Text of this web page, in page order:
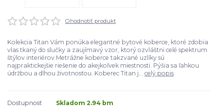
Ohodnotiť produkt
Kolekcia Titan Vám ponúka elegantné bytové koberce, ktoré zdobia
vlas tkaný do slučky a zaujímavý vzor, ktorý ozvláštni celé spektrum
štýlov interiérov.Metrážne koberce takzvané uzlíky sú
najpraktickejšie riešenie do akejkoľvek miestnosti. Pýšia sa ľahkou
údržbou a dlhou životnosťou. Koberec Titan j... celý popis
Dostupnosť
Skladom 2.94 bm